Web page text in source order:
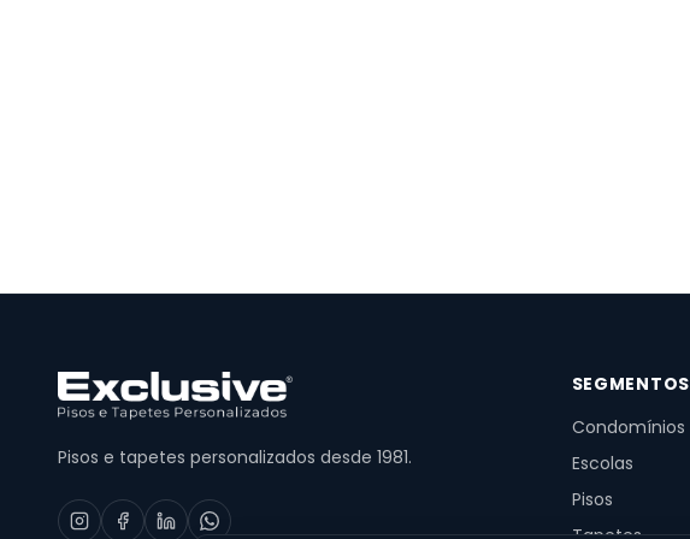
Pisos e tapetes personalizados desde 1981.
SEGMENTOS
Condomínios
Escolas
Pisos